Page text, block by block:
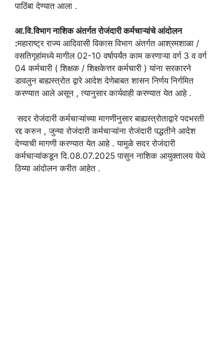
पाठिंबा देण्यात आला .
आ.वि.विभाग नाशिक अंतर्गत रोजंदारी कर्मचाऱ्यांचे आंदोलन
:महाराष्ट्र राज्य आदिवासी विकास विभाग अंतर्गत आश्रमशाळा /
वसतिगृहांमध्ये मागील 02-10 वर्षापर्यंत काम करणाऱ्या वर्ग 3 व वर्ग
04 कर्मचारी ( शिक्षक / शिक्षकेत्तर कर्मचारी ) यांना सरकारने
डावलुन बाह्यस्त्रोत द्वारे आदेश देणेबाबत शासन निर्णय निर्गमित
करण्यात आले असून , त्यानुसार कार्यवाही करण्यात येत आहे .
सदर रोजंदारी कर्मचाऱ्यांच्या मागणीनुसार बाह्यस्त्रोताद्वारे पदभरती
रद्द करुन , जुन्या रोजंदारी कर्मचाऱ्यांना रोजंदारी पद्धतीने आदेश
देण्याची मागणी करण्यात येत आहे . यामुळे सदर रोजंदारी
कर्मचाऱ्यांकडून दि.08.07.2025 पासुन नाशिक आयुक्तालय येथे
ठिय्या आंदोलन करीत आहेत .